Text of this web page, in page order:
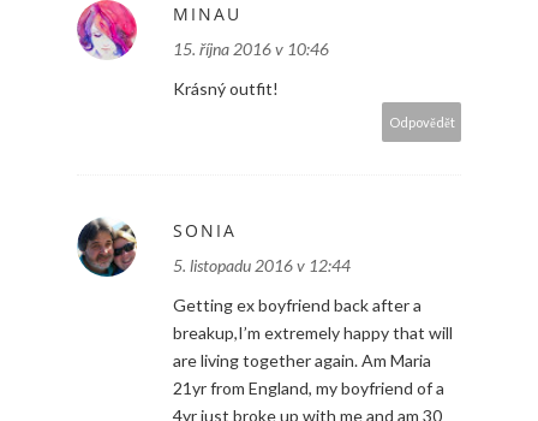
MINAU
15. října 2016 v 10:46
Krásný outfit!
Odpovědět
SONIA
5. listopadu 2016 v 12:44
Getting ex boyfriend back after a
breakup,I’m extremely happy that will
are living together again. Am Maria
21yr from England, my boyfriend of a
4yr just broke up with me and am 30